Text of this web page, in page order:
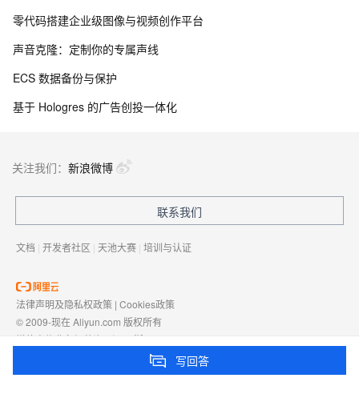
零代码搭建企业级图像与视频创作平台
声音克隆：定制你的专属声线
ECS 数据备份与保护
基于 Hologres 的广告创投一体化
写回答
关注我们： 新浪微博
联系我们
文档 | 开发者社区 | 天池大赛 | 培训与认证
法律声明及隐私权政策 | Cookies政策
© 2009-现在 Aliyun.com 版权所有
增值电信业务经营许可证： 浙B2-20080101
浙D3-20210002
浙公网安备 33010602009975号浙B2-20080101-4